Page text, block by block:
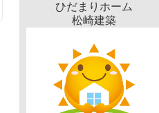
ひだまりホーム
松崎建築